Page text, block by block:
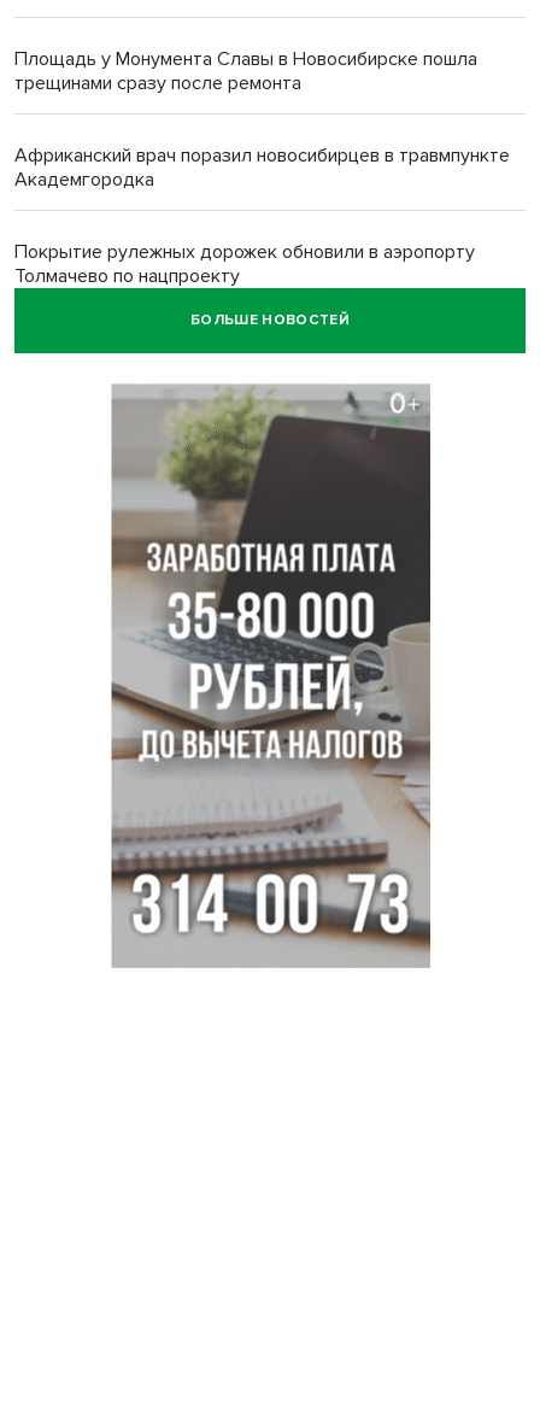
Площадь у Монумента Славы в Новосибирске пошла
трещинами сразу после ремонта
Африканский врач поразил новосибирцев в травмпункте
Академгородка
Покрытие рулежных дорожек обновили в аэропорту
Толмачево по нацпроекту
БОЛЬШЕ НОВОСТЕЙ